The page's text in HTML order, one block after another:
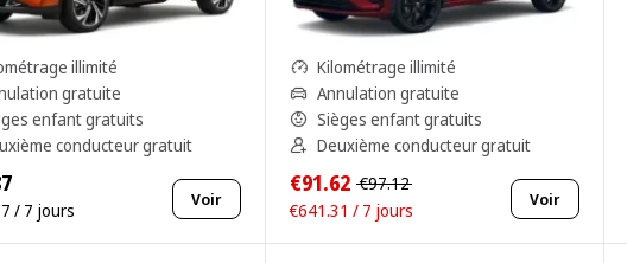
illimité
gratuite
enfant gratuits
conducteur gratuit
/ 7 jours Voir
Kilométrage illimité
Annulation gratuite
Sièges enfant gratuits
Deuxième conducteur gratuit
€91.62 €97.12
€641.31 / 7 jours
Voir